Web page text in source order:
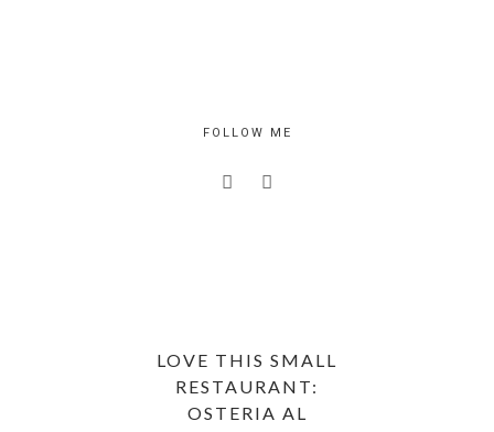
FOLLOW ME
LOVE THIS SMALL
RESTAURANT:
OSTERIA AL